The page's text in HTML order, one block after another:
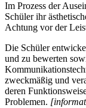
Im Prozess der
Schüler ihr
Achtung vor der
Die Schüler
und zu bewerten
zweckmäßig und
deren
Problemen.